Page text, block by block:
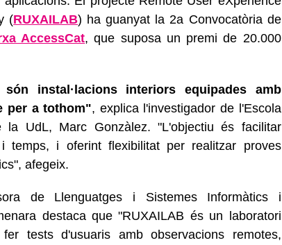
(RUXAILAB) ha guanyat la 2a Convocatòria de
AccessCat, que suposa un premi de 20.000
instal·lacions interiors equipades amb
per a tothom", explica l'investigador de l'Escola
la UdL, Marc Gonzàlez. "L'objectiu és facilitar
temps, i oferint flexibilitat per realitzar proves
afegeix.
de Llenguatges i Sistemes Informàtics i
destaca que "RUXAILAB és un laboratori
tests d'usuaris amb observacions remotes,